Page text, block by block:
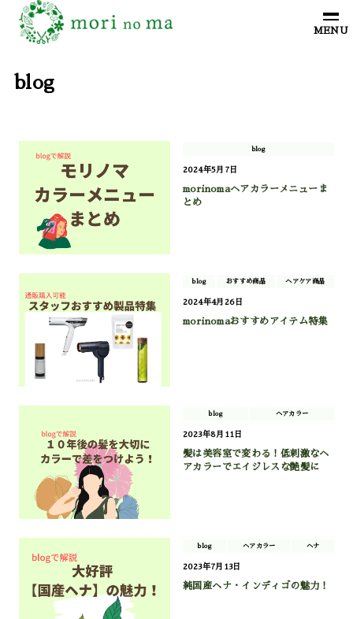
blog
blog
2024年5月7日
morinomaヘアカラーメニューま
とめ
blog おすすめ商品 ヘアケア商品
2024年4月26日
morinomaおすすめアイテム特集
blog ヘアカラー
2023年8月11日
髪は美容室で変わる！低刺激なヘ
アカラーでエイジレスな艶髪に
blog ヘアカラー ヘナ
2023年7月13日
純国産ヘナ・インディゴの魅力！